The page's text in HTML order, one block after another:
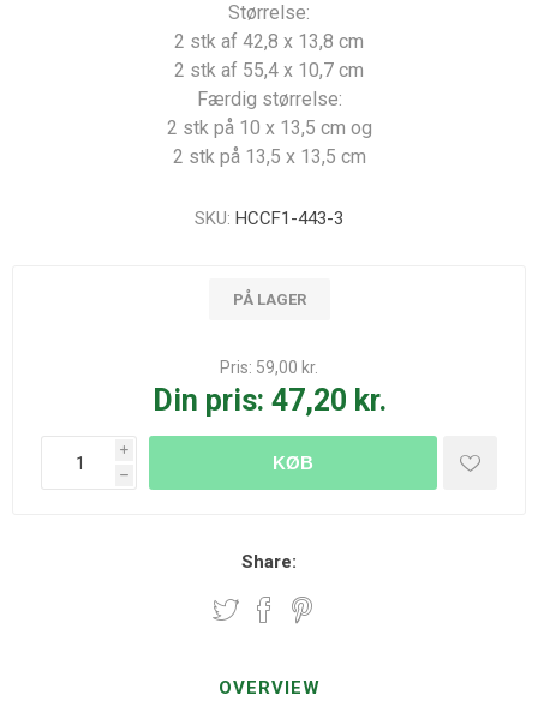
Størrelse:
2 stk af 42,8 x 13,8 cm
2 stk af 55,4 x 10,7 cm
Færdig størrelse:
2 stk på 10 x 13,5 cm og
2 stk på 13,5 x 13,5 cm
SKU: HCCF1-443-3
PÅ LAGER
Pris: 59,00 kr.
Din pris: 47,20 kr.
i
h
KØB
Share:
OVERVIEW